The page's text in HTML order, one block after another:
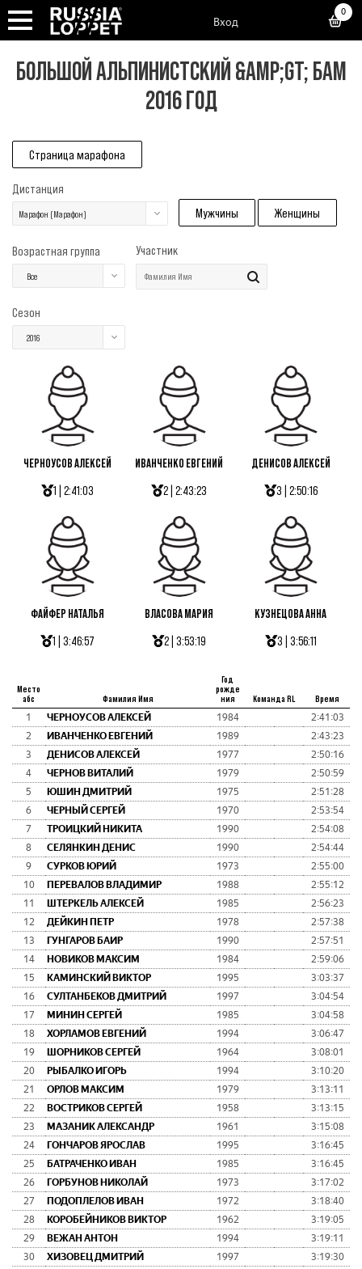
Вход
0
БОЛЬШОЙ АЛЬПИНИСТСКИЙ &AMP;GT; БАМ
2016 ГОД
Страница марафона
Дистанция
Марафон (Марафон) Мужчины Женщины
Возрастная группа
Все
Участник
Сезон
2016
ЧЕРНОУСОВ АЛЕКСЕЙ
1 | 2:41:03
ИВАНЧЕНКО ЕВГЕНИЙ
2 | 2:43:23
ДЕНИСОВ АЛЕКСЕЙ
3 | 2:50:16
ФАЙФЕР НАТАЛЬЯ
1 | 3:46:57
ВЛАСОВА МАРИЯ
2 | 3:53:19
КУЗНЕЦОВА АННА
3 | 3:56:11
Место
абс
Фамилия Имя
Год
рожде
ния
Команда RL Время
1 ЧЕРНОУСОВ АЛЕКСЕЙ 1984 2:41:03
2
ИВАНЧЕНКО ЕВГЕНИЙ 1989 2:43:23
3
ДЕНИСОВ АЛЕКСЕЙ 1977 2:50:16
4
ЧЕРНОВ ВИТАЛИЙ 1979 2:50:59
5
ЮШИН ДМИТРИЙ 1975 2:51:28
6
ЧЕРНЫЙ СЕРГЕЙ 1970 2:53:54
7
ТРОИЦКИЙ НИКИТА 1990 2:54:08
8
СЕЛЯНКИН ДЕНИС 1990 2:54:44
9
СУРКОВ ЮРИЙ 1973 2:55:00
10
ПЕРЕВАЛОВ ВЛАДИМИР 1988 2:55:12
11
ШТЕРКЕЛЬ АЛЕКСЕЙ 1985 2:56:23
12
ДЕЙКИН ПЕТР 1978 2:57:38
13
ГУНГАРОВ БАИР 1990 2:57:51
14
НОВИКОВ МАКСИМ 1984 2:59:06
15
КАМИНСКИЙ ВИКТОР 1995 3:03:37
16
СУЛТАНБЕКОВ ДМИТРИЙ 1997 3:04:54
17
МИНИН СЕРГЕЙ 1985 3:04:58
18
ХОРЛАМОВ ЕВГЕНИЙ 1994 3:06:47
19
ШОРНИКОВ СЕРГЕЙ 1964 3:08:01
20
РЫБАЛКО ИГОРЬ 1994 3:10:20
21
ОРЛОВ МАКСИМ 1979 3:13:11
22
ВОСТРИКОВ СЕРГЕЙ 1958 3:13:15
23
МАЗАНИК АЛЕКСАНДР 1961 3:15:08
24
ГОНЧАРОВ ЯРОСЛАВ 1995 3:16:45
25
БАТРАЧЕНКО ИВАН 1985 3:16:45
26
ГОРБУНОВ НИКОЛАЙ 1973 3:17:02
27
ПОДОПЛЕЛОВ ИВАН 1972 3:18:40
28
КОРОБЕЙНИКОВ ВИКТОР 1962 3:19:05
29
ВЕЖАН АНТОН 1994 3:19:11
30
ХИЗОВЕЦ ДМИТРИЙ 1997 3:19:30